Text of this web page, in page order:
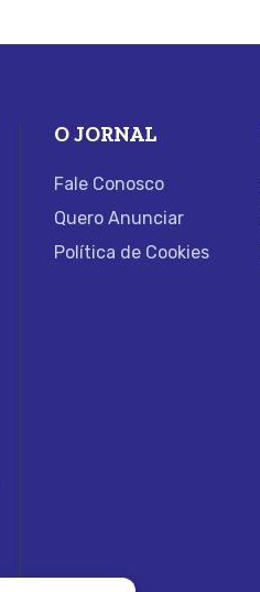
O JORNAL
Fale Conosco
Quero Anunciar
Política de Cookies